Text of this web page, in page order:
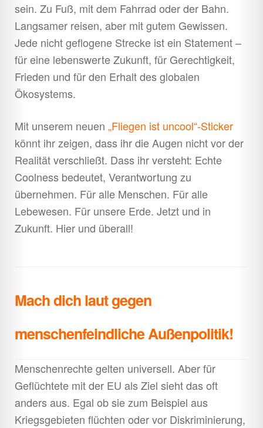
sein. Zu Fuß, mit dem Fahrrad oder der Bahn.
Langsamer reisen, aber mit gutem Gewissen.
Jede nicht geflogene Strecke ist ein Statement –
für eine lebenswerte Zukunft, für Gerechtigkeit,
Frieden und für den Erhalt des globalen
Ökosystems.
Mit unserem neuen„Fliegen ist uncool“-Sticker
könnt ihr zeigen, dass ihr die Augen nicht vor der
Realität verschließt. Dass ihr versteht: Echte
Coolness bedeutet, Verantwortung zu
übernehmen. Für alle Menschen. Für alle
Lebewesen. Für unsere Erde. Jetzt und in
Zukunft. Hier und überall!
Mach dich laut gegen
menschenfeindliche Außenpolitik!
Menschenrechte gelten universell. Aber für
Geflüchtete mit der EU als Ziel sieht das oft
anders aus. Egal ob sie zum Beispiel aus
Kriegsgebieten flüchten oder vor Diskriminierung,